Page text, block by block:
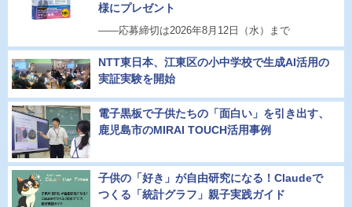
様にプレゼント
――応募締切は2026年8月12日（水）まで
NTT東日本、江東区の小中学校で生成AI活用の
実証実験を開始
電子黒板で子供たちの「面白い」を引き出す、
鹿児島市のMIRAI TOUCH活用事例
子供の「好き」が自由研究になる！Claudeで
つくる「統計グラフ」親子実践ガイド